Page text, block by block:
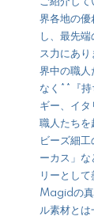
界各地の優
し、最先
ス力にあ
界中の職人
なく**『持
ギー、イ
職人たちを
ビーズ細
ーカス」
リーとし
Magidの真
ル素材と